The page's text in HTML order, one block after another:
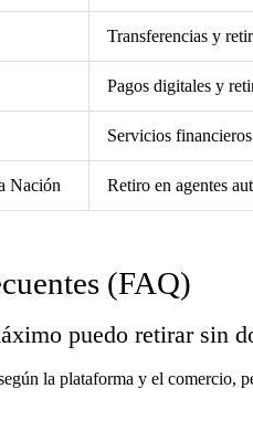
Transferencias y
Pagos digitales y
Servicios
Nación Retiro en agentes
(FAQ)
puedo retirar sin
la plataforma y el comercio,